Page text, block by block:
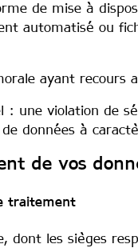
de mise à
automatisé ou
ayant recours
: une violation de
données à
de vos
traitement
dont les sièges